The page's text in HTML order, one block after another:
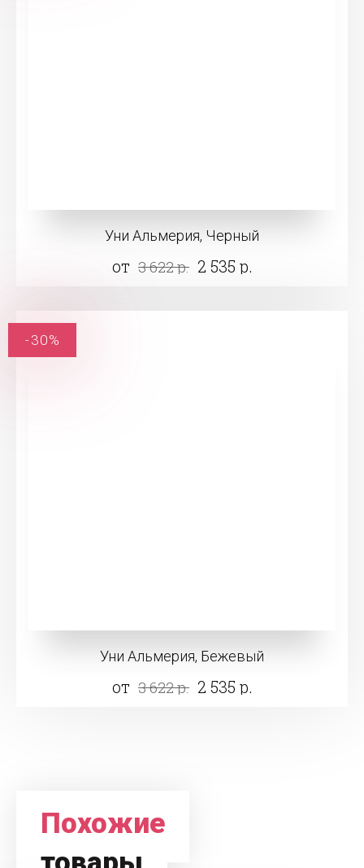
Уни Альмерия, Черный
от 3 622 р. 2 535 р.
Уни Альмерия, Бежевый
от 3 622 р. 2 535 р.
-30%
Похожие